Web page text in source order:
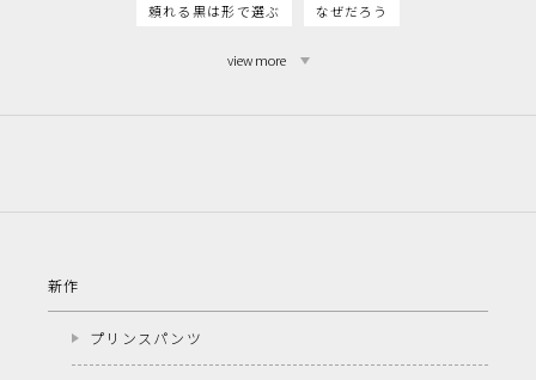
頼れる黒は形で選ぶ
なぜだろう
view more
新作
プリンスパンツ